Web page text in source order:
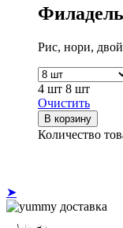
Рис, нори,
4 шт 8 шт
Очистить
В корзину
Количество
➤